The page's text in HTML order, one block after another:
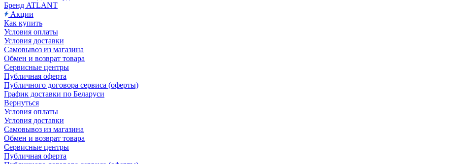
Бренд ATLANT
Акции
Как купить
Условия оплаты
Условия доставки
Самовывоз из магазина
Обмен и возврат товара
Сервисные центры
Публичная оферта
Публичного договора сервиса (оферты)
График доставки по Беларуси
Вернуться
Условия оплаты
Условия доставки
Самовывоз из магазина
Обмен и возврат товара
Сервисные центры
Публичная оферта